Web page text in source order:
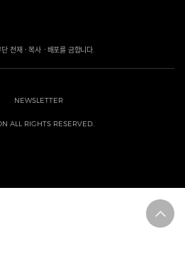
전재ㆍ복사ㆍ배포를 금합니다.
NEWSLETTER
ALL RIGHTS RESERVED.